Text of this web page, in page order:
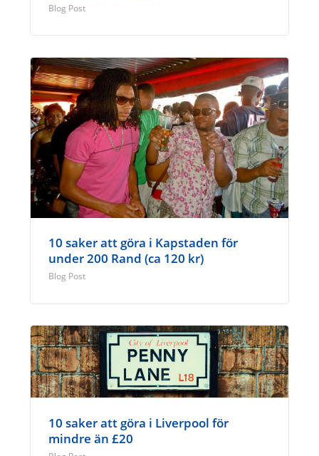
Blog Post
10 saker att göra i Kapstaden för
under 200 Rand (ca 120 kr)
Blog Post
10 saker att göra i Liverpool för
mindre än £20